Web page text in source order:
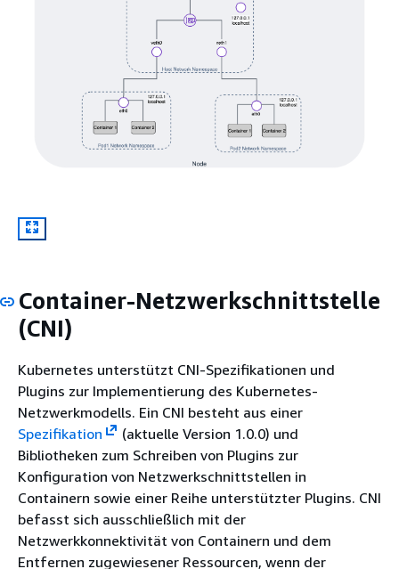
Container-Netzwerkschnittstelle
(CNI)
Kubernetes unterstützt CNI-Spezifikationen und
Plugins zur Implementierung des Kubernetes-
Netzwerkmodells. Ein CNI besteht aus einer
Spezifikation
(aktuelle Version 1.0.0) und
Bibliotheken zum Schreiben von Plugins zur
Konfiguration von Netzwerkschnittstellen in
Containern sowie einer Reihe unterstützter Plugins. CNI
befasst sich ausschließlich mit der
Netzwerkkonnektivität von Containern und dem
Entfernen zugewiesener Ressourcen, wenn der